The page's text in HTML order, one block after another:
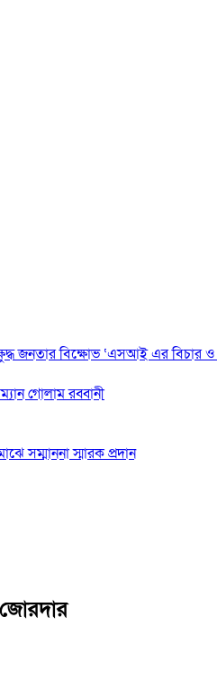
জনতার বিক্ষোভ ‘এসআই এর বিচার ও
গোলাম রব্বানী
সম্মাননা স্মারক প্রদান